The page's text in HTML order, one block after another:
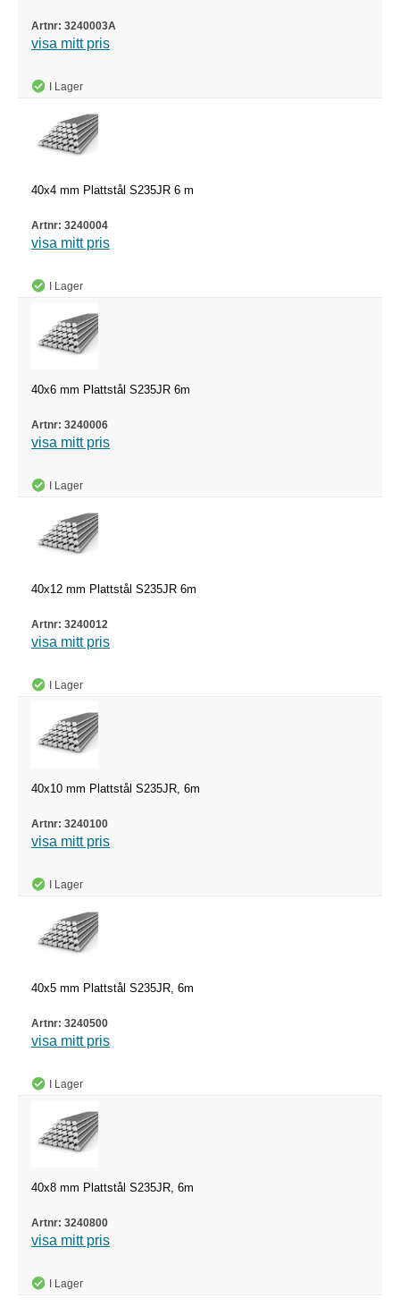
3240003A
visa mitt pris
I Lager
40x4 mm Plattstål S235JR 6 m
3240004
visa mitt pris
I Lager
40x6 mm Plattstål S235JR 6m
3240006
visa mitt pris
I Lager
40x12 mm Plattstål S235JR 6m
3240012
visa mitt pris
I Lager
40x10 mm Plattstål S235JR, 6m
3240100
visa mitt pris
I Lager
40x5 mm Plattstål S235JR, 6m
3240500
visa mitt pris
I Lager
40x8 mm Plattstål S235JR, 6m
3240800
visa mitt pris
I Lager